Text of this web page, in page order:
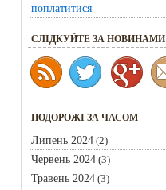
поплатитися
CЛІДКУЙТЕ ЗА НОВИНАМИ
ПОДОРОЖІ ЗА ЧАСОМ
Липень 2024(2)
Червень 2024(3)
Травень 2024(3)